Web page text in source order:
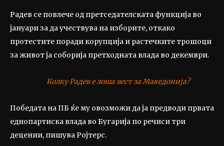
Радев се повлече од претседателската функција во
јануари за да учествува на изборите, откако
протестите поради корупција и растечките трошоци
за живот ја соборија претходната влада во декември.
Колку Радев е лоша вест за Македонија?
Победата на ПБ ќе му овозможи да ја предводи првата
еднопартиска влада во Бугарија по речиси три
децении, пишува Ројтерс.